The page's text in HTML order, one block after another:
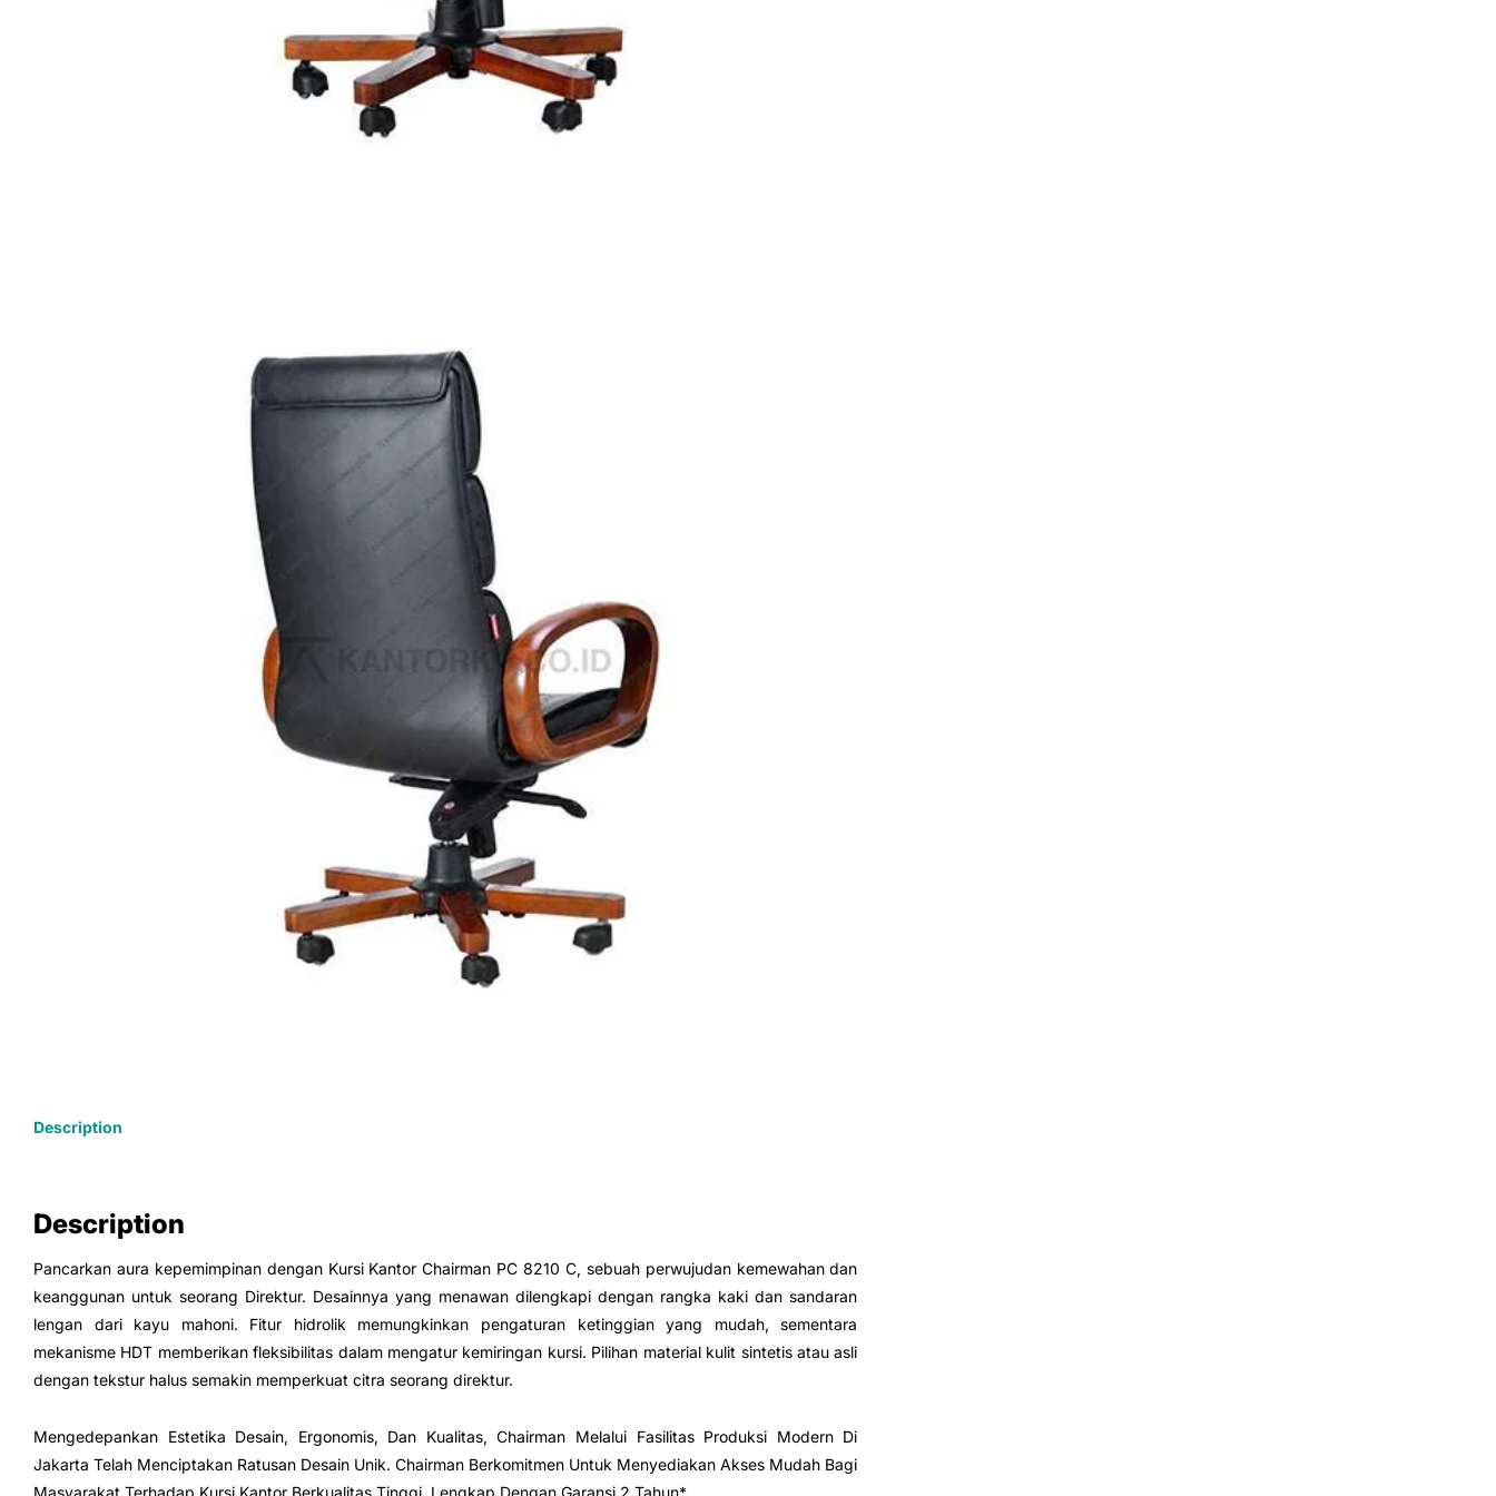
Description
Description
Pancarkan aura kepemimpinan dengan Kursi Kantor Chairman PC 8210 C, sebuah perwujudan kemewahan dan
keanggunan untuk seorang Direktur. Desainnya yang menawan dilengkapi dengan rangka kaki dan sandaran
lengan dari kayu mahoni. Fitur hidrolik memungkinkan pengaturan ketinggian yang mudah, sementara
mekanisme HDT memberikan fleksibilitas dalam mengatur kemiringan kursi. Pilihan material kulit sintetis atau asli
dengan tekstur halus semakin memperkuat citra seorang direktur.
Mengedepankan Estetika Desain, Ergonomis, Dan Kualitas, Chairman Melalui Fasilitas Produksi Modern Di
Jakarta Telah Menciptakan Ratusan Desain Unik. Chairman Berkomitmen Untuk Menyediakan Akses Mudah Bagi
Masyarakat Terhadap Kursi Kantor Berkualitas Tinggi, Lengkap Dengan Garansi 2 Tahun*.